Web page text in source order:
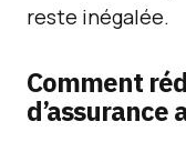
reste inégalée.
Comment
d’assurance